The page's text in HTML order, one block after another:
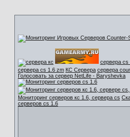
сервера cs
сервера cs 1.6 zm КС Сервера сервера
Голосовать за сервер NetLife - Baryshevka
Мониторинг серверов кс 1.6, сервера cs
серверов cs 1.6